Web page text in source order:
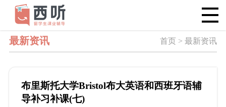
最新资讯 首页 > 最新资讯
布里斯托大学Bristol布大英语和西班牙语辅
导补习补课(七)